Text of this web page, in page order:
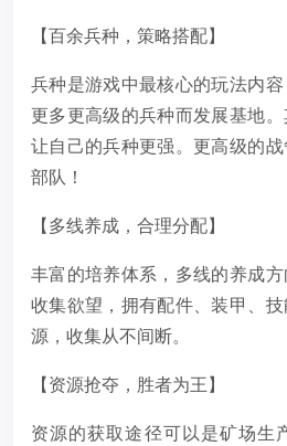
【百余兵种，策略搭配】
兵种是游戏中最核心的玩法内
更多更高级的兵种而发展基地
让自己的兵种更强。更高级的
部队！
【多线养成，合理分配】
丰富的培养体系，多线的养成
收集欲望，拥有配件、装甲、
源，收集从不间断。
【资源抢夺，胜者为王】
资源的获取途径可以是矿场生